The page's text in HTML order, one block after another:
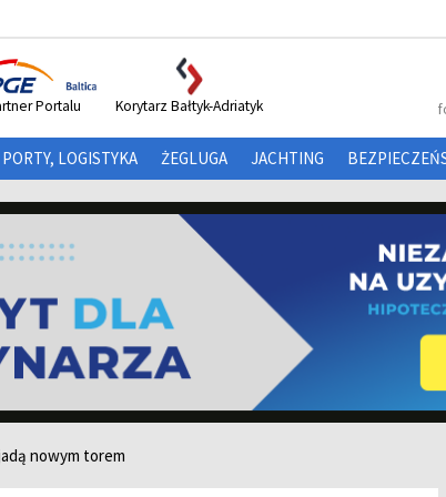
Portalu Korytarz Bałtyk-Adriatyk
PORTY, LOGISTYKA ŻEGLUGA JACHTING
nowym torem